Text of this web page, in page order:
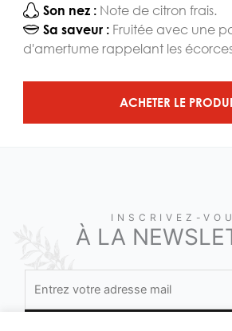
Son nez : Note de citron frais.
Sa saveur : Fruitée avec une
d'amertume rappelant les
ACHETER LE
INSCRIVEZ-
À LA